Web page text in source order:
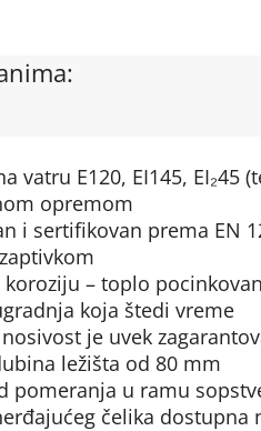
vatru E120, EI145, EI₂45
opremom
i sertifikovan prema EN
– toplo
koja štedi vreme
je uvek
ležišta od 80 mm
pomeranja u ramu
čelika dostupna